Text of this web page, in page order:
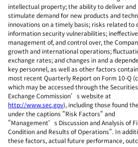
intellectual property; the ability to deliver and
stimulate demand for new products and
innovations on a timely basis; risks related to
information security vulnerabilities; ineffective
management of, and control over, the
growth and international operations;
exchange rates; and changes in and a
key personnel, as well as other factors
most recent Quarterly Report on Form 10-Q
which may be accessed through the
Exchange Commission’s website at
http://www.sec.gov), including those found
under the captions "Risk Factors" and
"Management’s Discussion and Analysis of
Condition and Results of Operations". In
these factors, actual future performance,